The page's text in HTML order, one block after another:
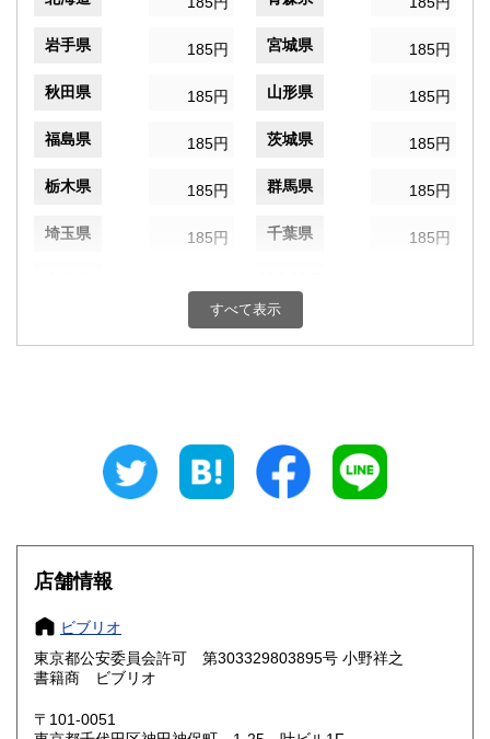
岩手県 185円 宮城県 185円
秋田県 185円 山形県 185円
福島県 185円 茨城県 185円
栃木県 185円 群馬県 185円
埼玉県 185円 千葉県 185円
185円 富山県
185円 静岡県
奈良県 185円 和歌山県
すべて表示
店舗情報
ビブリオ
東京都公安委員会許可 第303329803895号 小野祥之
書籍商 ビブリオ
〒101-0051